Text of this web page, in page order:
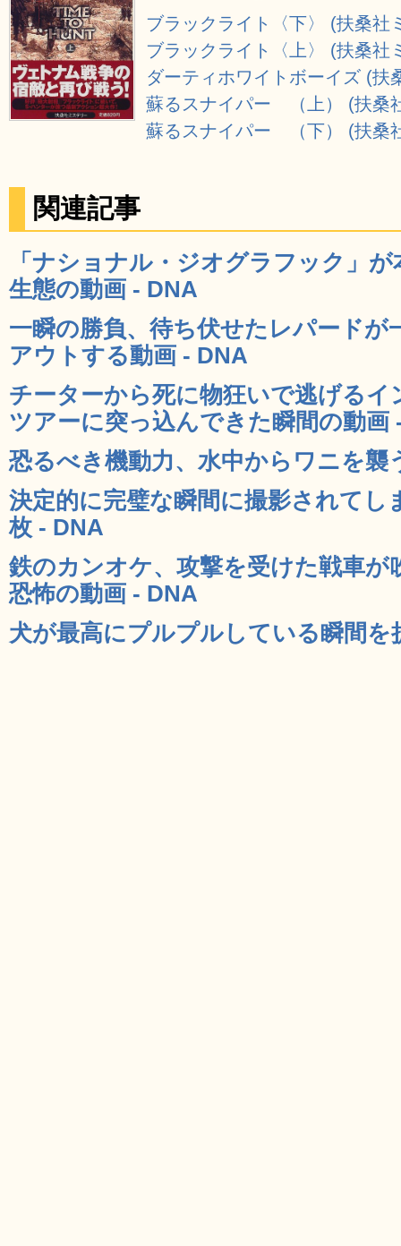
ブラックライト〈下〉 (扶桑社
ブラックライト〈上〉 (扶桑社
ダーティホワイトボーイズ (扶
蘇るスナイパー （上） (扶桑
蘇るスナイパー （下） (扶桑
関連記事
「ナショナル・ジオグラフック」
生態の動画 - DNA
一瞬の勝負、待ち伏せたレパード
アウトする動画 - DNA
チーターから死に物狂いで逃げる
ツアーに突っ込んできた瞬間の動画
恐るべき機動力、水中からワニを襲
決定的に完璧な瞬間に撮影されてし
枚 - DNA
鉄のカンオケ、攻撃を受けた戦車が
恐怖の動画 - DNA
犬が最高にプルプルしている瞬間を